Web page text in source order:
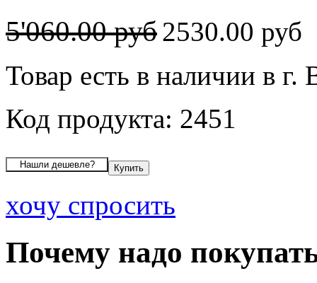
5'060.00 руб2530.00 руб
Товар есть в наличии в г.
Код продукта: 2451
хочу спросить
Почему надо